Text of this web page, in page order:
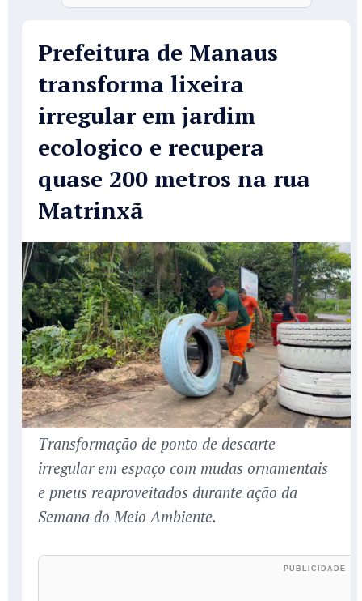
Prefeitura de Manaus
transforma lixeira
irregular em jardim
ecologico e recupera
quase 200 metros na rua
Matrinxã
Transformação de ponto de descarte
irregular em espaço com mudas ornamentais
e pneus reaproveitados durante ação da
Semana do Meio Ambiente.